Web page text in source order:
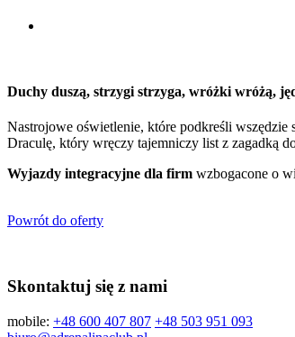
Duchy duszą, strzygi strzyga, wróżki wróżą,
Nastrojowe oświetlenie, które podkreśli wszędzie
Draculę, który wręczy tajemniczy list z zagadką
Wyjazdy integracyjne dla firm wzbogacone o
Powrót do oferty
Skontaktuj się z nami
mobile: +48 600 407 807 +48 503 951 093